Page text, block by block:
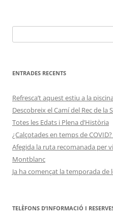
ENTRADES RECENTS
Refresca’t aquest estiu a la
Descobreix el Camí del Rec de la
Totes les Edats i Plena d’Història
¿Calçotades en temps de
Afegida la ruta recomanada per
Montblanc
Ja ha començat la temporada de
TELÈFONS D’INFORMACIÓ I